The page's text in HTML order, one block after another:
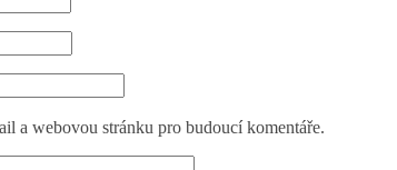
a webovou stránku pro budoucí komentáře.